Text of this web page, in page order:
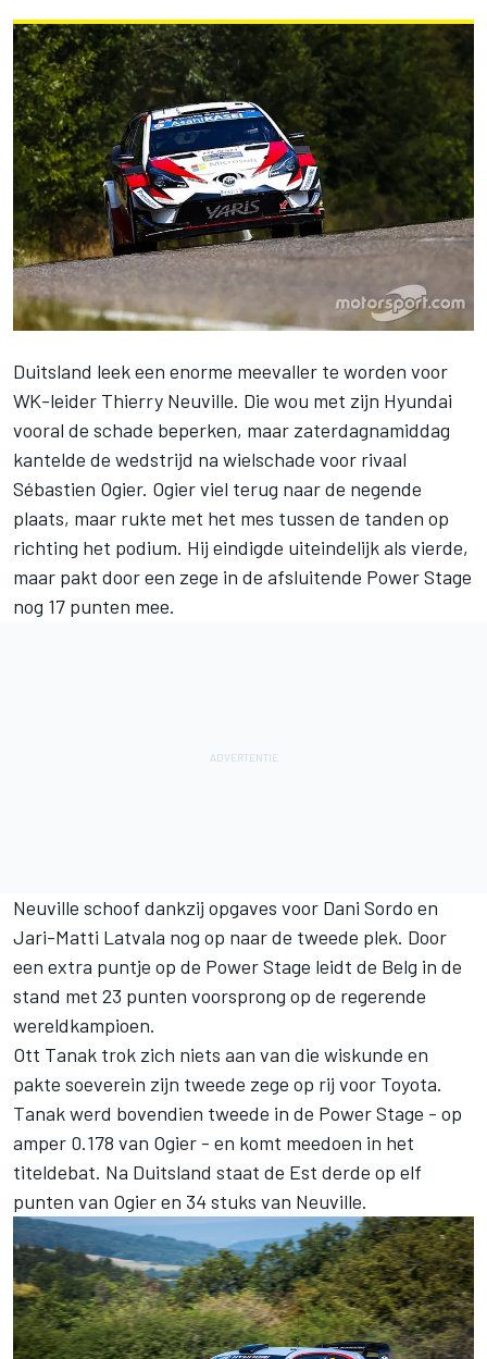
Duitsland leek een enorme meevaller te worden voor
WK-leider Thierry Neuville. Die wou met zijn Hyundai
vooral de schade beperken, maar zaterdagnamiddag
kantelde de wedstrijd na wielschade voor rivaal
Sébastien Ogier. Ogier viel terug naar de negende
plaats, maar rukte met het mes tussen de tanden op
richting het podium. Hij eindigde uiteindelijk als vierde,
maar pakt door een zege in de afsluitende Power Stage
nog 17 punten mee.
Neuville schoof dankzij opgaves voor Dani Sordo en
Jari-Matti Latvala nog op naar de tweede plek. Door
een extra puntje op de Power Stage leidt de Belg in de
stand met 23 punten voorsprong op de regerende
wereldkampioen.
Ott Tanak trok zich niets aan van die wiskunde en
pakte soeverein zijn tweede zege op rij voor Toyota.
Tanak werd bovendien tweede in de Power Stage - op
amper 0.178 van Ogier - en komt meedoen in het
titeldebat. Na Duitsland staat de Est derde op elf
punten van Ogier en 34 stuks van Neuville.